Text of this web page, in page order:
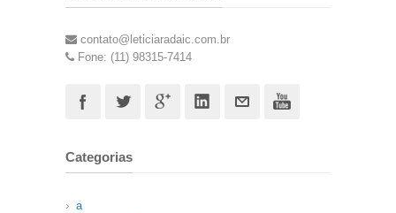
contato@leticiaradaic.com.br
Fone: (11) 98315-7414
Categorias
a